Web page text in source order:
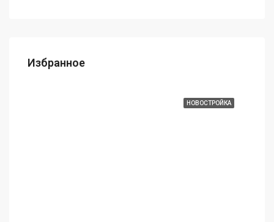
Избранное
НОВОСТРОЙКА
€213.000